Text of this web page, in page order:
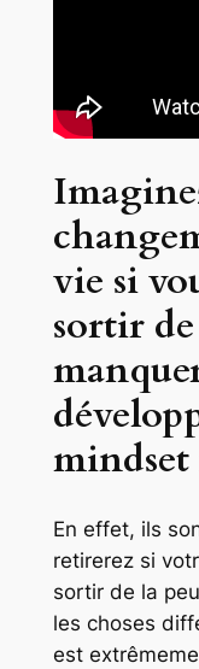
vie si
sortir
En effet, ils
retirerez si
sortir de la
les choses
est